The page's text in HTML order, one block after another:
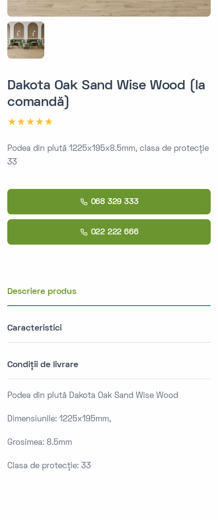
Dakota Oak Sand Wise Wood (la
comandă)
Podea din plută 1225x195x8.5mm, clasa de protecție
33
068 329 333
022 222 666
Descriere produs
Caracteristici
Condiții de livrare
Podea din plută Dakota Oak Sand Wise Wood
Dimensiunile: 1225x195mm,
Grosimea: 8.5mm
Clasa de protecție: 33